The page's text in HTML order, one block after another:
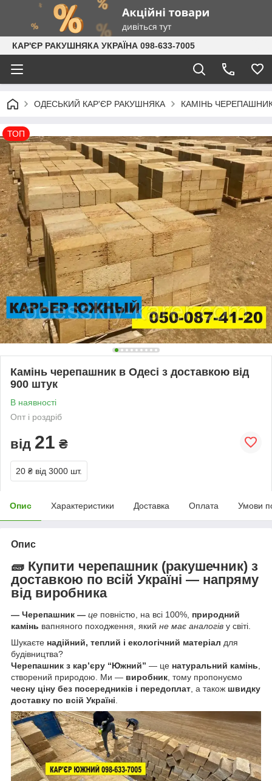
КАР'ЄР РАКУШНЯКА УКРАЇНА 098-633-7005
ОДЕСЬКИЙ КАР'ЄР РАКУШНЯКА КАМІНЬ
ТОП
Камінь черепашник в Одесі з доставкою від
900 штук
В наявності
Опт і роздріб
від 21 ₴
20 ₴ від 3000 шт.
Опис Характеристики Доставка Оплата Умови
Опис
🧱 Купити черепашник (ракушечник) з
доставкою по всій Україні — напряму
від виробника
— Черепашник — це повністю, на всі 100%, природний
камінь вапняного походження, який не має аналогів у світі.
Шукаєте надійний, теплий і екологічний матеріал для
будівництва?
Черепашник з кар’єру “Южний” — це натуральний камінь,
створений природою. Ми — виробник, тому пропонуємо
чесну ціну без посередників і передоплат, а також швидку
доставку по всій Україні.